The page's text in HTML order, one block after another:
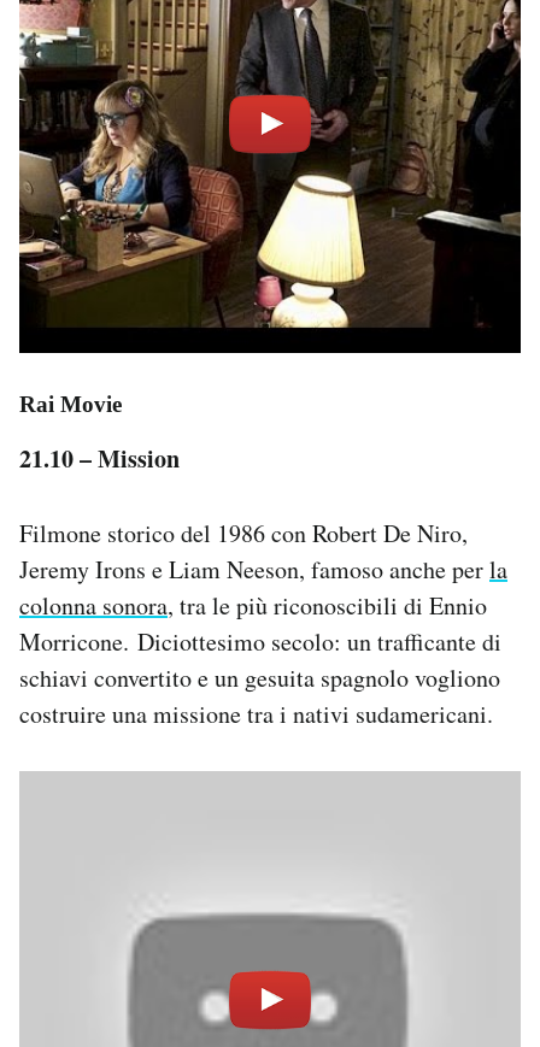
Rai Movie
21.10 – Mission
Filmone storico del 1986 con Robert De Niro,
Jeremy Irons e Liam Neeson, famoso anche perla
colonna sonora, tra le più riconoscibili di Ennio
Morricone. Diciottesimo secolo: un trafficante di
schiavi convertito e un gesuita spagnolo vogliono
costruire una missione tra i nativi sudamericani.